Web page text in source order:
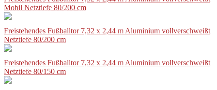
Mobil Netztiefe 80/200 cm
Freistehendes Fußballtor 7,32 x 2,44 m Aluminium vollverschweißt
Netztiefe 80/200 cm
Freistehendes Fußballtor 7,32 x 2,44 m Aluminium vollverschweißt
Netztiefe 80/150 cm